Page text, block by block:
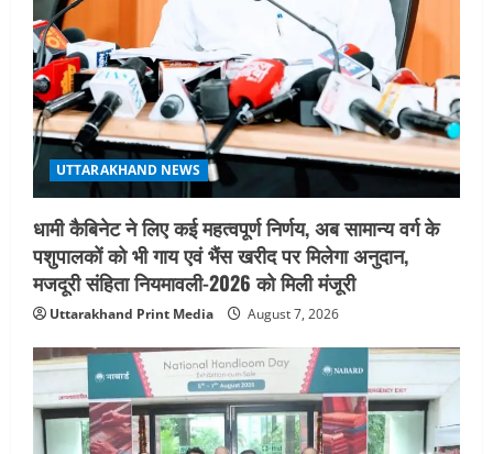
4
तीलू रौतेली पुरस्कार के लिए 13 वीरांगनाओं का
चयन : रेखा आर्या
August 6, 2026
5
UTTARAKHAND NEWS
मिस उत्तराखंड 2026 के सब-कॉन्टेस्ट ‘मिस
ब्यूटीफुल आइज़’ एवं ‘मिस ब्यूटीफुल हेयर’ का
आयोजन
August 5, 2026
UTTARAKHAND NEWS
धामी कैबिनेट ने लिए कई महत्वपूर्ण निर्णय, अब सामान्य वर्ग के
पशुपालकों को भी गाय एवं भैंस खरीद पर मिलेगा अनुदान,
मजदूरी संहिता नियमावली-2026 को मिली मंजूरी
Uttarakhand Print Media August 7, 2026